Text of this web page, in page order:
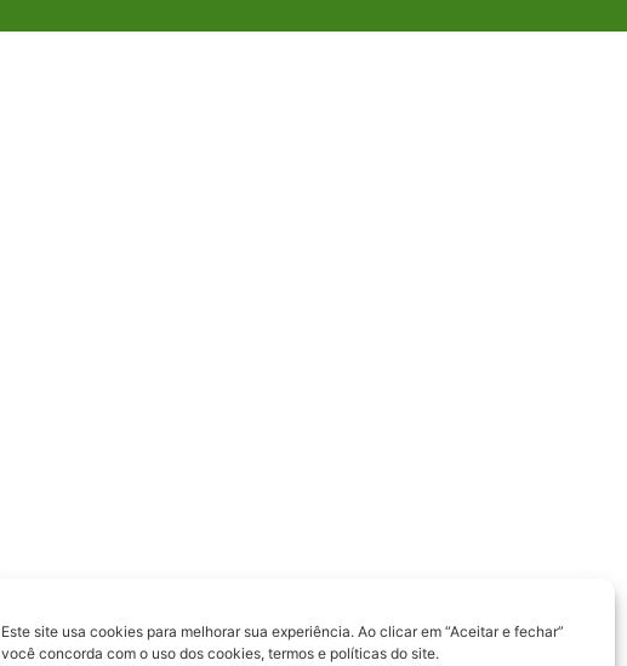
Este site usa cookies para melhorar sua experiência. Ao clicar em “Aceitar e fechar”
você concorda com o uso dos cookies, termos e políticas do site.